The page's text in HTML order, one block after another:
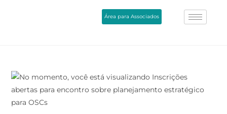
Área para Associados